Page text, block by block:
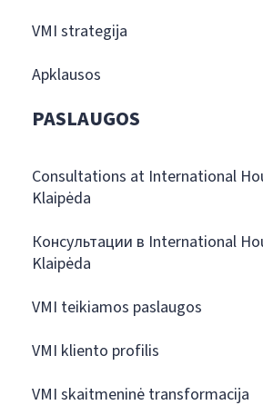
VMI strategija
Apklausos
PASLAUGOS
Consultations at International
Klaipėda
Консультации в International
Klaipėda
VMI teikiamos paslaugos
VMI kliento profilis
VMI skaitmeninė transformacija